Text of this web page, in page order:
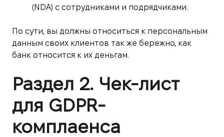
(NDA) с сотрудниками и подрядчиками.
По сути, вы должны относиться к персональным
данным своих клиентов так же бережно, как
банк относится к их деньгам.
Раздел 2. Чек-лист
для GDPR-
комплаенса